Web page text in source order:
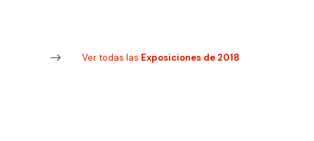
Ver todas las Exposiciones de 2018